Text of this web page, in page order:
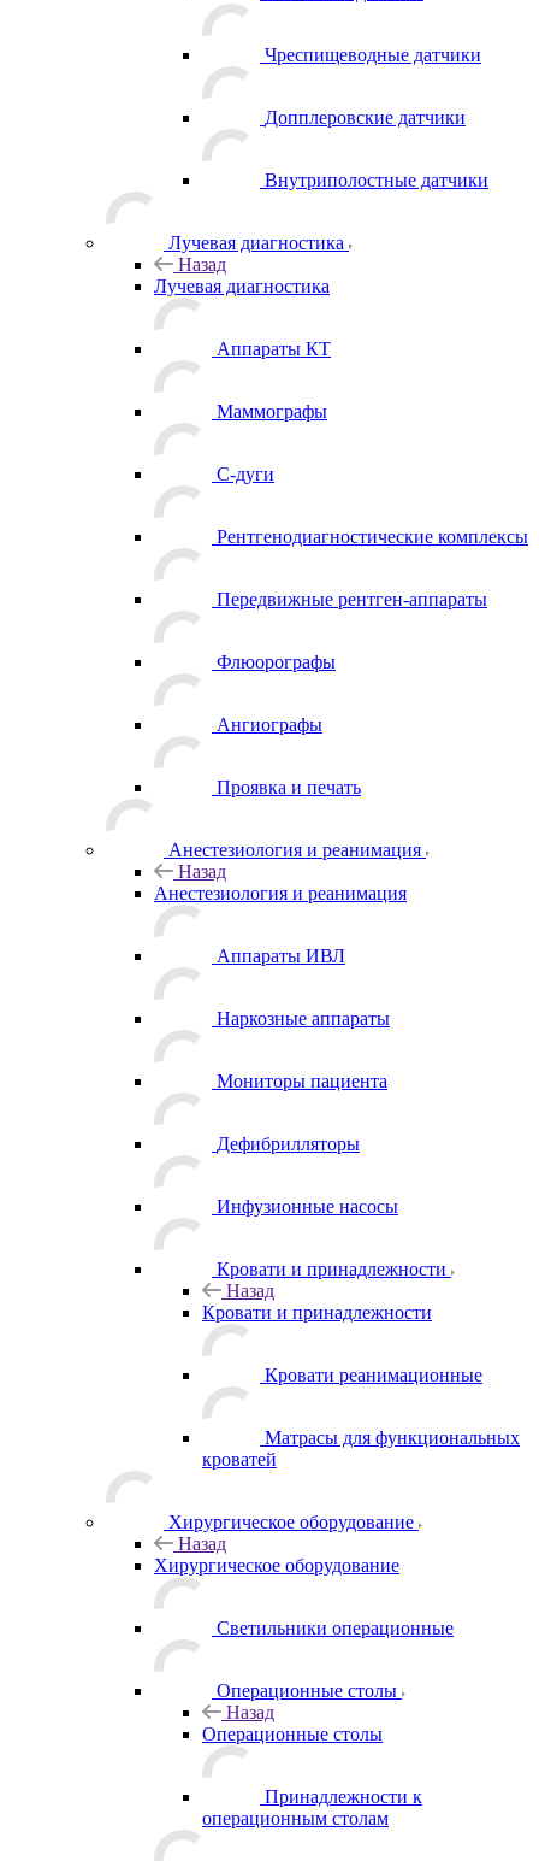
Чреспищеводные датчики
Допплеровские датчики
Внутриполостные датчики
Лучевая диагностика
Назад
Лучевая диагностика
Аппараты КТ
Маммографы
С-дуги
Рентгенодиагностические комплексы
Передвижные рентген-аппараты
Флюорографы
Ангиографы
Проявка и печать
Анестезиология и реанимация
Назад
Анестезиология и реанимация
Аппараты ИВЛ
Наркозные аппараты
Мониторы пациента
Дефибрилляторы
Инфузионные насосы
Кровати и принадлежности
Назад
Кровати и принадлежности
Кровати реанимационные
Матрасы для функциональных
кроватей
Хирургическое оборудование
Назад
Хирургическое оборудование
Светильники операционные
Операционные столы
Назад
Операционные столы
Принадлежности к
операционным столам